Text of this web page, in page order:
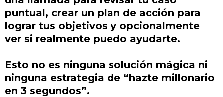
puntual, crear un plan de acción para
lograr tus objetivos y opcionalmente
ver si realmente puedo ayudarte.
Esto no es ninguna solución mágica ni
ninguna estrategia de “hazte millonario
en 3 segundos”.